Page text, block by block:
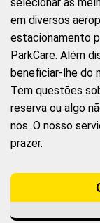
em diversos
estacionamento
ParkCare. Além
beneficiar-lhe do
Tem questões
reserva ou algo
nos. O nosso
prazer.